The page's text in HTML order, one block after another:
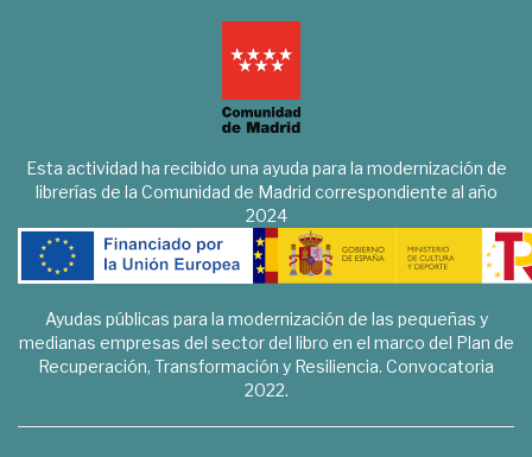
Esta actividad ha recibido una ayuda para la modernización de
librerías de la Comunidad de Madrid correspondiente al año
2024
Ayudas públicas para la modernización de las pequeñas y
medianas empresas del sector del libro en el marco del Plan de
Recuperación, Transformación y Resiliencia. Convocatoria
2022.